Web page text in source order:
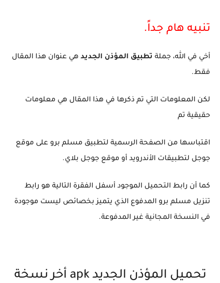
تنبيه هام جداً.
أخي في الله، جملة تطبيق المؤذن الجديد هي عنوان هذا المقال
فقط.
لكن المعلومات التي تم ذكرها في هذا المقال هي معلومات
حقيقية تم
اقتباسها من الصفحة الرسمية لتطبيق مسلم برو على موقع
جوجل لتطبيقات الأندرويد أو موقع جوجل بلاي.
كما أن رابط التحميل الموجود أسفل الفقرة التالية هو رابط
تنزيل مسلم برو المدفوع الذي يتميز بخصائص ليست موجودة
في النسخة المجانية غير المدفوعة.
تحميل المؤذن الجديد apk أخر نسخة